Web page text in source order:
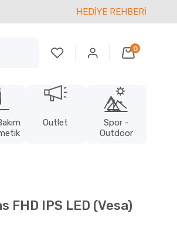
HEDİYE REHBERİ
0
Outlet
Spor -
Outdoor
FHD IPS LED (Vesa)